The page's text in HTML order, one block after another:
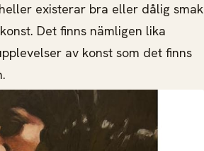
existerar bra eller dålig smak
Det finns nämligen lika
av konst som det finns